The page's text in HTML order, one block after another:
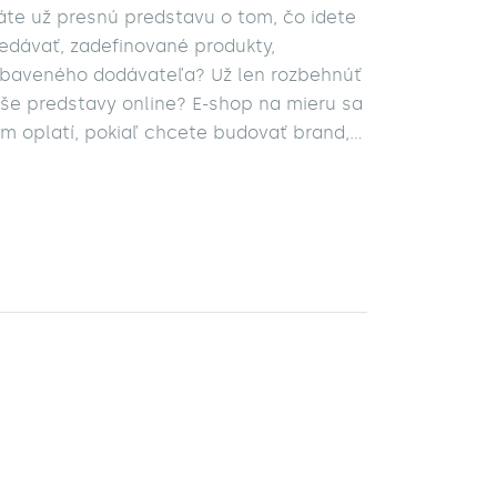
už presnú predstavu o tom, čo idete
zadefinované produkty,
dodávateľa? Už len rozbehnúť
predstavy online? E-shop na mieru sa
oplatí, pokiaľ chcete budovať brand,